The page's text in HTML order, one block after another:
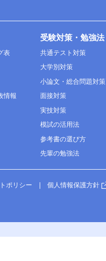
表
情報
受験対策・勉強法
共通テスト対策
大学別対策
小論文・総合問題対策
面接対策
実技対策
模試の活用法
参考書の選び方
先輩の勉強法
ポリシー 個人情報保護方針